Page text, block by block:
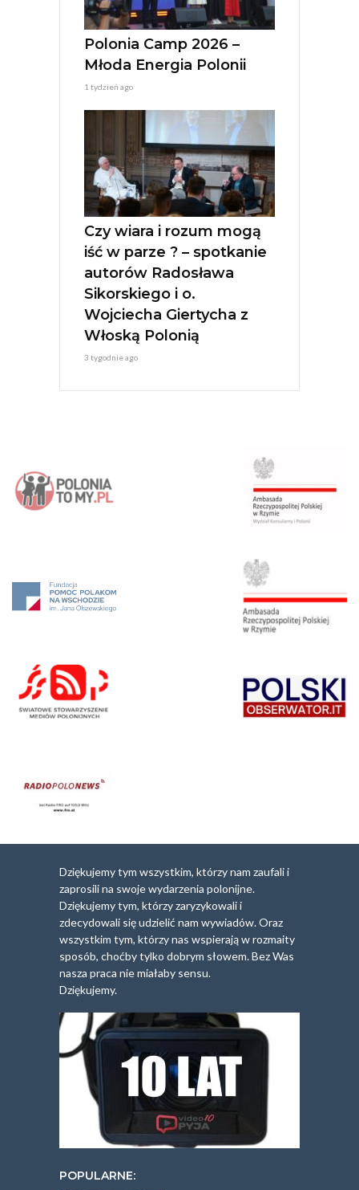
Polonia Camp 2026 –
Młoda Energia Polonii
1 tydzień ago
Czy wiara i rozum mogą
iść w parze ? – spotkanie
autorów Radosława
Sikorskiego i o.
Wojciecha Giertycha z
Włoską Polonią
3 tygodnie ago
Dziękujemy tym wszystkim, którzy nam zaufali i
zaprosili na swoje wydarzenia polonijne.
Dziękujemy tym, którzy zaryzykowali i
zdecydowali się udzielić nam wywiadów. Oraz
wszystkim tym, którzy nas wspierają w rozmaity
sposób, choćby tylko dobrym słowem. Bez Was
nasza praca nie miałaby sensu.
Dziękujemy.
POPULARNE: